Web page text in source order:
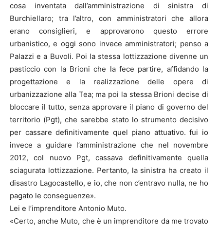
cosa inventata dall’amministrazione di sinistra di
Burchiellaro; tra l’altro, con amministratori che allora
erano consiglieri, e approvarono questo errore
urbanistico, e oggi sono invece amministratori; penso a
Palazzi e a Buvoli. Poi la stessa lottizzazione divenne un
pasticcio con la Brioni che la fece partire, affidando la
progettazione e la realizzazione delle opere di
urbanizzazione alla Tea; ma poi la stessa Brioni decise di
bloccare il tutto, senza approvare il piano di governo del
territorio (Pgt), che sarebbe stato lo strumento decisivo
per cassare definitivamente quel piano attuativo. fui io
invece a guidare l’amministrazione che nel novembre
2012, col nuovo Pgt, cassava definitivamente quella
sciagurata lottizzazione. Pertanto, la sinistra ha creato il
disastro Lagocastello, e io, che non c’entravo nulla, ne ho
pagato le conseguenze».
Lei e l’imprenditore Antonio Muto.
«Certo, anche Muto, che è un imprenditore da me trovato